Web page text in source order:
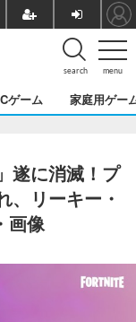
menu
search
ゲーム 家庭用ゲー
遂に消滅！プ
、リーキー・
画像